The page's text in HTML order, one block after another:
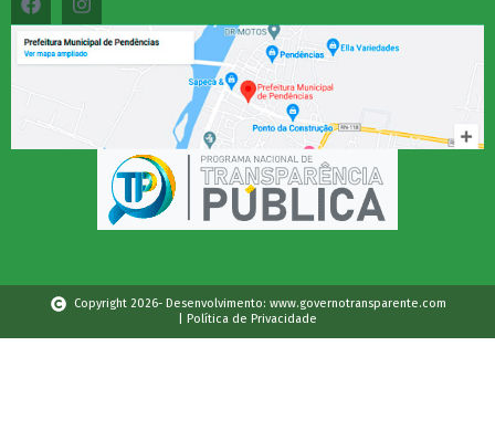
Copyright 2026- Desenvolvimento: www.governotransparente.com
| Política de Privacidade